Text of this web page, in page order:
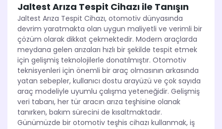
Jaltest Arıza Tespit Cihazı ile Tanışın
Jaltest Arıza Tespit Cihazı, otomotiv dünyasında
devrim yaratmakta olan uygun maliyetli ve verimli bir
çözüm olarak dikkat çekmektedir. Modern araçlarda
meydana gelen arızaları hızlı bir şekilde tespit etmek
için gelişmiş teknolojilerle donatılmıştır. Otomotiv
teknisyenleri için önemli bir araç olmasının arkasında
yatan sebepler, kullanıcı dostu arayüzü ve çok sayıda
araç modeliyle uyumlu çalışma yeteneğidir. Gelişmiş
veri tabanı, her tür aracın arıza teşhisine olanak
tanırken, bakım sürecini de kısaltmaktadır.
Günümüzde bir otomotiv teşhis cihazı kullanmak, iş